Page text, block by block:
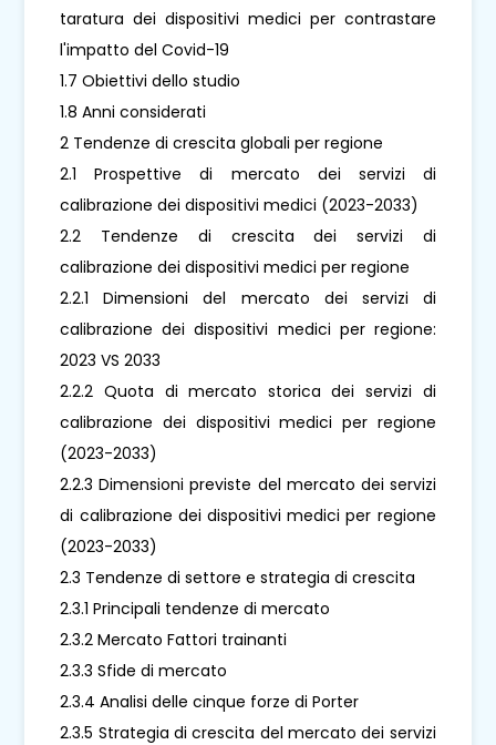
taratura dei dispositivi medici per contrastare
l'impatto del Covid-19
1.7 Obiettivi dello studio
1.8 Anni considerati
2 Tendenze di crescita globali per regione
2.1 Prospettive di mercato dei servizi di
calibrazione dei dispositivi medici (2023-2033)
2.2 Tendenze di crescita dei servizi di
calibrazione dei dispositivi medici per regione
2.2.1 Dimensioni del mercato dei servizi di
calibrazione dei dispositivi medici per regione:
2023 VS 2033
2.2.2 Quota di mercato storica dei servizi di
calibrazione dei dispositivi medici per regione
(2023-2033)
2.2.3 Dimensioni previste del mercato dei servizi
di calibrazione dei dispositivi medici per regione
(2023-2033)
2.3 Tendenze di settore e strategia di crescita
2.3.1 Principali tendenze di mercato
2.3.2 Mercato Fattori trainanti
2.3.3 Sfide di mercato
2.3.4 Analisi delle cinque forze di Porter
2.3.5 Strategia di crescita del mercato dei servizi